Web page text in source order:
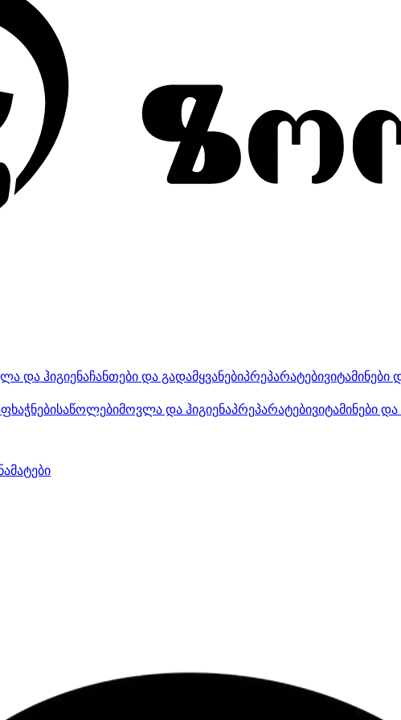
და ჰიგიენაჩანთები და გადამყვანებიპრეპარატებივიტამინები
საწოლებიმოვლა და ჰიგიენაპრეპარატებივიტამინები და